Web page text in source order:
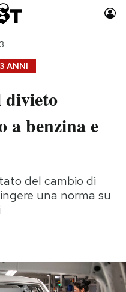
Moda
Consumismi
Media
Europa
3 ANNI
divieto
a benzina e
del cambio di
una norma su